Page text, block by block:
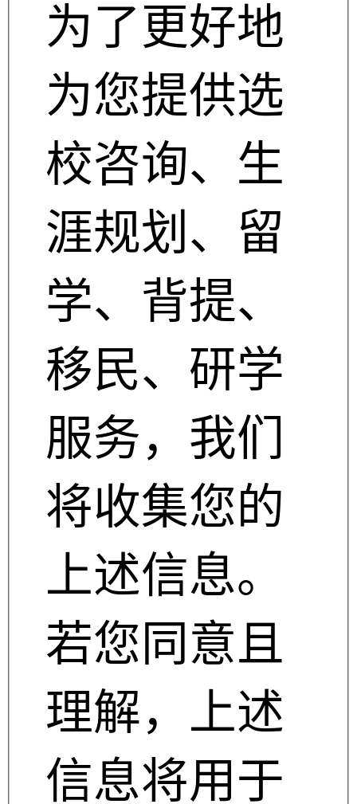
为了更好地
为您提供选
校咨询、生
涯规划、留
学、背提、
移民、研学
服务，我们
将收集您的
上述信息。
若您同意且
理解，上述
信息将用于